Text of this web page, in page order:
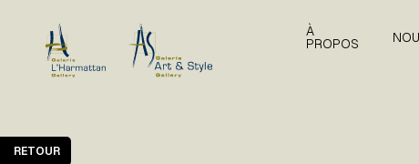
À
PROPOS
RETOUR